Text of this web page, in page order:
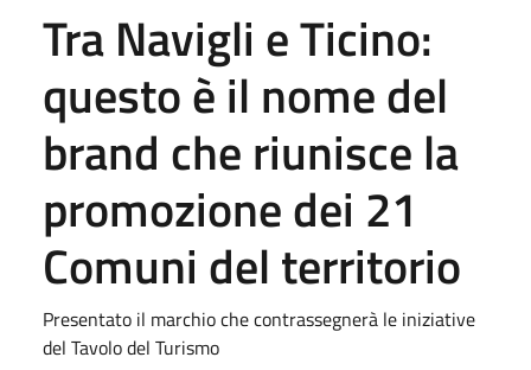
Tra Navigli e Ticino:
questo è il nome del
brand che riunisce la
promozione dei 21
Comuni del territorio
Presentato il marchio che contrassegnerà le iniziative
del Tavolo del Turismo